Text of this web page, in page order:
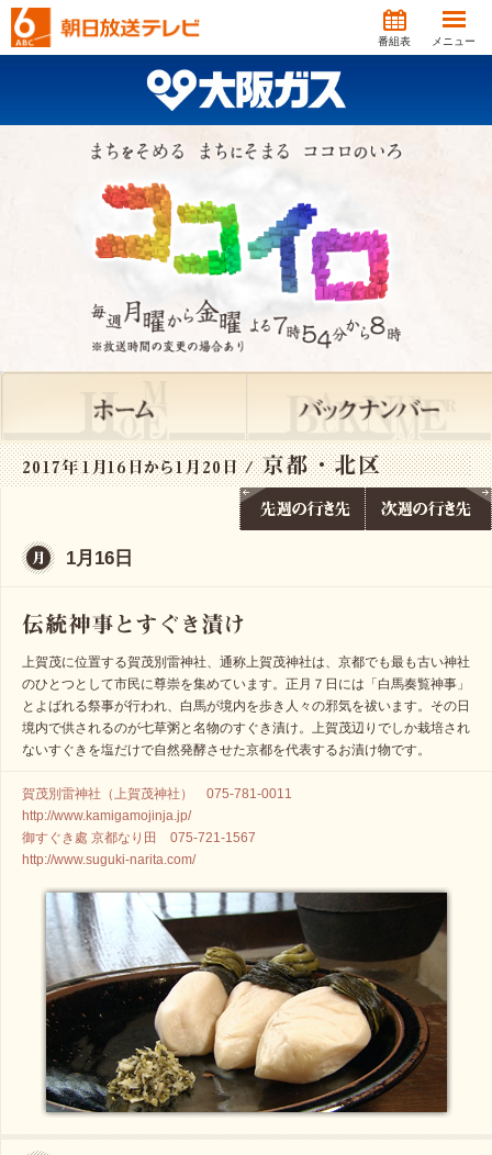
番組表 メニュー
1月16日
上賀茂に位置する賀茂別雷神社、通称上賀茂神社は、京都でも最も古い神社
のひとつとして市民に尊崇を集めています。正月７日には「白馬奏覧神事」
とよばれる祭事が行われ、白馬が境内を歩き人々の邪気を祓います。その日
境内で供されるのが七草粥と名物のすぐき漬け。上賀茂辺りでしか栽培され
ないすぐきを塩だけで自然発酵させた京都を代表するお漬け物です。
賀茂別雷神社（上賀茂神社） 075-781-0011
http://www.kamigamojinja.jp/
御すぐき處 京都なり田 075-721-1567
http://www.suguki-narita.com/